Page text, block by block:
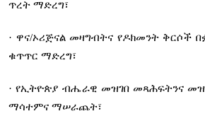
ጥረት ማድረግ፣
· ዋና/ኦሪጅናል መዛግብትና የዶክመንት ቅርሶች
ቁጥጥር ማድረግ፣
· የኢትዮጵያ ብሔራዊ መዝገበ መጻሕፍትንና
ማሳተምና ማሠራጨት፣